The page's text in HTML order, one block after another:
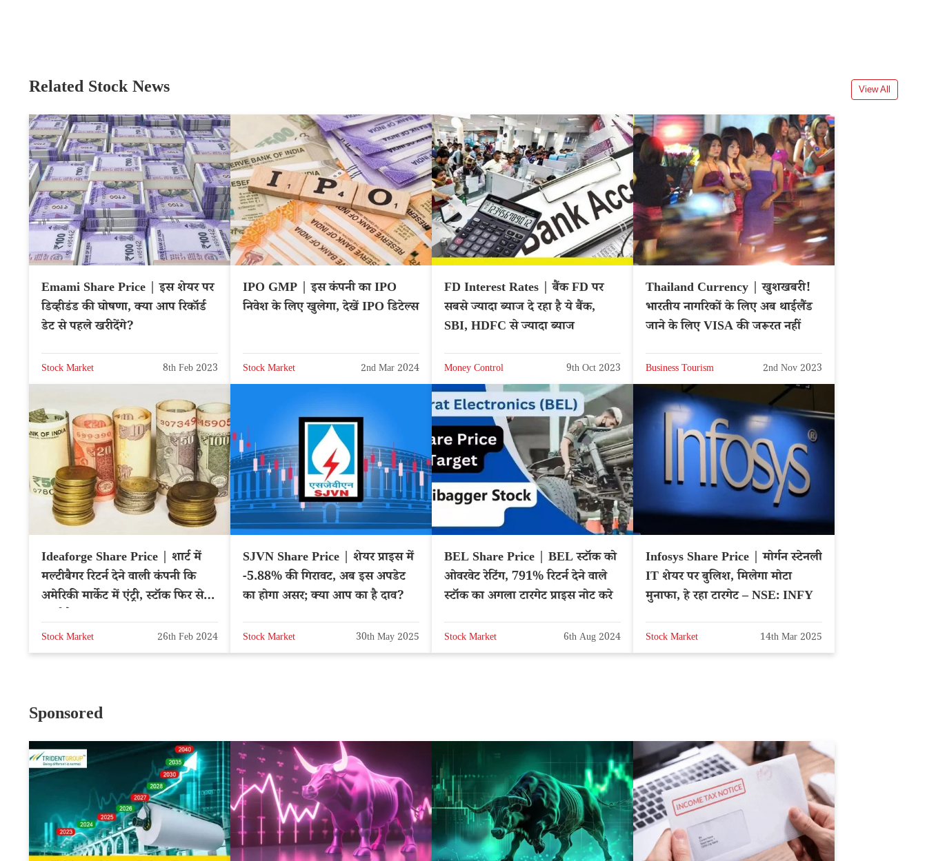
Related Stock News View All
Emami Share Price | इस शेयर पर
डिव्हीडंड की घोषणा, क्या आप रिकॉर्ड
डेट से पहले खरीदेंगे?
Stock Market 8th Feb 2023
IPO GMP | इस कंपनी का IPO
निवेश के लिए खुलेगा, देखें IPO डिटेल्स
Stock Market 2nd Mar 2024
FD Interest Rates | बैंक FD पर
सबसे ज्यादा ब्याज दे रहा है ये बैंक,
SBI, HDFC से ज्यादा ब्याज
Money Control 9th Oct 2023
Thailand Currency | खुशखबरी!
भारतीय नागरिकों के लिए अब थाईलैंड
जाने के लिए VISA की जरूरत नहीं
Business Tourism 2nd Nov 2023
Ideaforge Share Price | शार्ट में
मल्टीबैगर रिटर्न देने वाली कंपनी कि
अमेरिकी मार्केट में एंट्री, स्टॉक फिर से
Stock Market 26th Feb 2024
SJVN Share Price | शेयर प्राइस में
-5.88% की गिरावट, अब इस अपडेट
का होगा असर; क्या आप का है दाव?
Stock Market 30th May 2025
BEL Share Price | BEL स्टॉक को
ओवरवेट रेटिंग, 791% रिटर्न देने वाले
स्टॉक का अगला टारगेट प्राइस नोट करे
Stock Market 6th Aug 2024
Infosys Share Price | मोर्गन स्टेनली
IT शेयर पर बुलिश, मिलेगा मोटा
मुनाफा, हे रहा टारगेट – NSE: INFY
Stock Market 14th Mar 2025
Sponsored